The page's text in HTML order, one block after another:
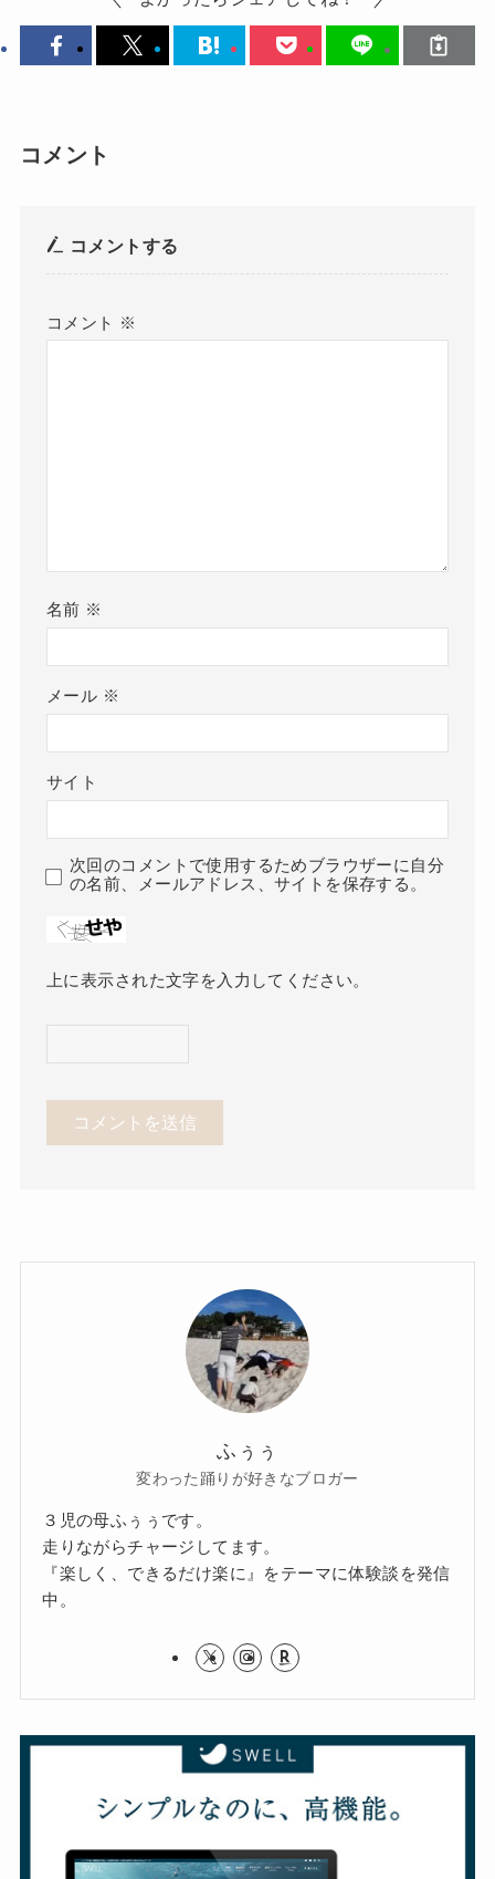
コメント
コメントする
コメント ※
名前 ※
メール ※
サイト
次回のコメントで使用するためブラウザーに自分
の名前、メールアドレス、サイトを保存する。
上に表示された文字を入力してください。
ふぅぅ
変わった踊りが好きなブロガー
３児の母ふぅぅです。
走りながらチャージしてます。
『楽しく、できるだけ楽に』をテーマに体験談を発信
中。